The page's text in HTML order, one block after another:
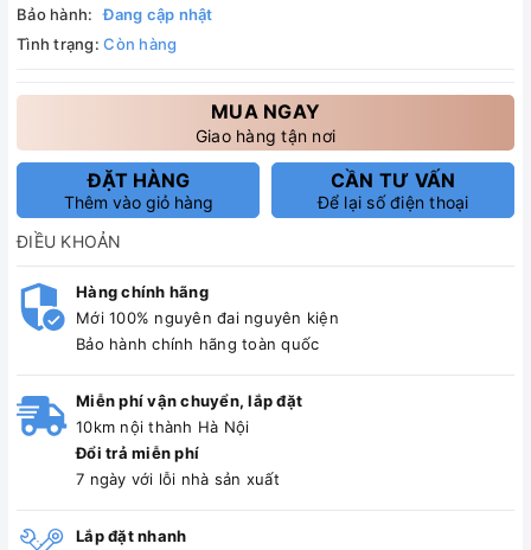
Bảo hành:
Đang cập nhật
Tình trạng: Còn hàng
MUA NGAY
Giao hàng tận nơi
ĐẶT HÀNG
Thêm vào giỏ hàng
CẦN TƯ VẤN
Để lại số điện thoại
ĐIỀU KHOẢN
Hàng chính hãng
Mới 100% nguyên đai nguyên kiện
Bảo hành chính hãng toàn quốc
Miễn phí vận chuyển, lắp đặt
10km nội thành Hà Nội
Đổi trả miễn phí
7 ngày với lỗi nhà sản xuất
Lắp đặt nhanh